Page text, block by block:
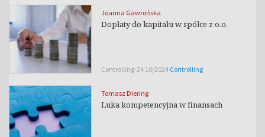
Joanna Gawrońska
Dopłaty do kapitału w spółce z o.o.
Controlling-24 10/2024 Controlling
Tomasz Diering
Luka kompetencyjna w finansach